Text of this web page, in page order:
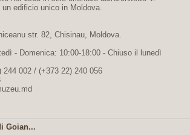
edificio unico in Moldova.
str. 82, Chisinau, Moldova.
- Domenica: 10:00-18:00 - Chiuso il lunedì
244 002 / (+373 22) 240 056
Goian...